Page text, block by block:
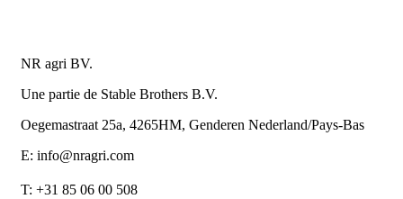
NR agri BV.
Une partie de Stable Brothers B.V.
Oegemastraat 25a, 4265HM, Genderen Nederland/Pays-Bas
E: info@nragri.com
T: +31 85 06 00 508